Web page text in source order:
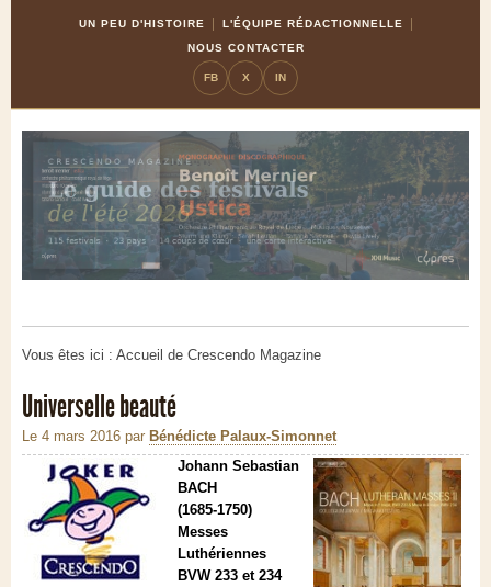
UN PEU D'HISTOIRE
L'ÉQUIPE RÉDACTIONNELLE
NOUS CONTACTER
FB X IN
Vous êtes ici : Accueil de Crescendo Magazine
Universelle beauté
Le 4 mars 2016 par Bénédicte Palaux-Simonnet
Johann Sebastian
BACH
(1685-1750)
Messes
Luthériennes
BVW 233 et 234